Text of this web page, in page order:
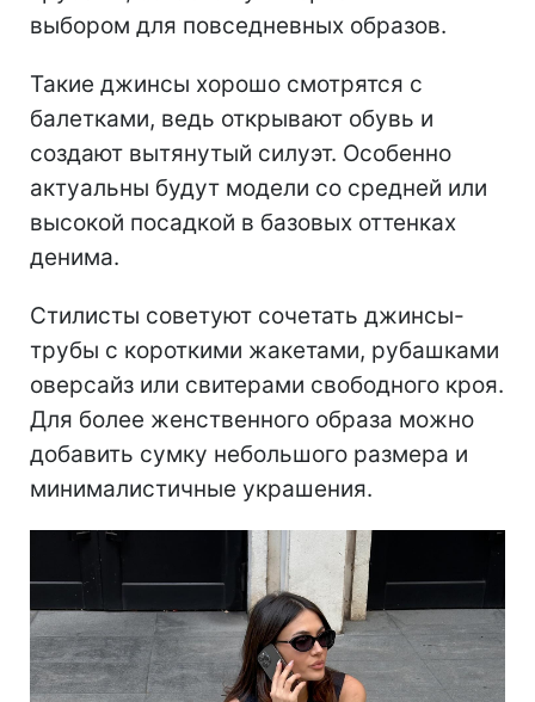
Классические прямые джинсы снова
окажутся среди главных трендов осени
2026. Модель с ровной штаниной,
которую часто называют джинсами-
трубами, остается универсальным
Такие джинсы хорошо смотрятся с
балетками, ведь открывают обувь и
создают вытянутый силуэт. Особенно
актуальны будут модели со средней или
высокой посадкой в базовых оттенках
денима.
Стилисты советуют сочетать джинсы-
трубы с короткими жакетами, рубашками
оверсайз или свитерами свободного кроя.
Для более женственного образа можно